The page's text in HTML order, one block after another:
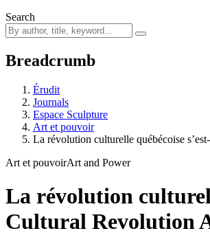
Search
Breadcrumb
Érudit
Journals
Espace Sculpture
Art et pouvoir
La révolution culturelle québécoise
Art et pouvoirArt and Power
La révolution
Cultural Revolution